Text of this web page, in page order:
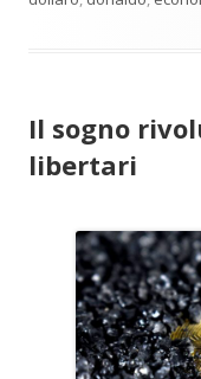
Il sogno
libertari